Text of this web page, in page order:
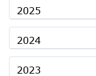
2025
2024
2023